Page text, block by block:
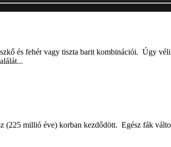
és fehér vagy tiszta barit kombinációi. Úgy
(225 millió éve) korban kezdődött. Egész fák